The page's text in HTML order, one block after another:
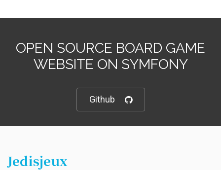
OPEN SOURCE BOARD GAME
WEBSITE ON SYMFONY
Github
Jedisjeux